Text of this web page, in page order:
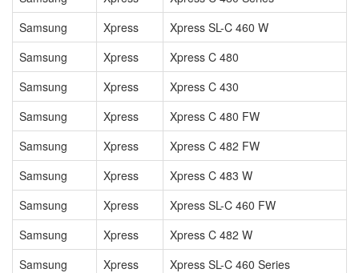
Samsung
Xpress
Xpress SL-C 460 W
Samsung
Xpress
Xpress C 480
Samsung
Xpress
Xpress C 430
Samsung
Xpress
Xpress C 480 FW
Samsung
Xpress
Xpress C 482 FW
Samsung
Xpress
Xpress C 483 W
Samsung
Xpress
Xpress SL-C 460 FW
Samsung
Xpress
Xpress C 482 W
Samsung
Xpress
Xpress SL-C 460 Series